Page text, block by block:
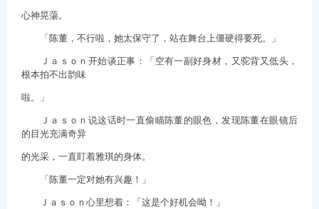
心神晃蕩。
「陈董，不行啦，她太保守了，站在舞台上僵硬得要死。」
Ｊａｓｏｎ开始谈正事：「空有一副好身材，又驼背又低头，
根本拍不出韵味
啦。」
Ｊａｓｏｎ说这话时一直偷瞄陈董的眼色，发现陈董在眼镜后
的目光充满奇异
的光采，一直盯着雅琪的身体。
「陈董一定对她有兴趣！」
Ｊａｓｏｎ心里想着：「这是个好机会呦！」